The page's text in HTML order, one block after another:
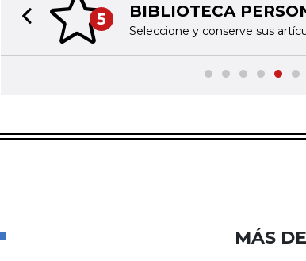
5 BIBLIOTECA
Seleccione y conserve sus
Previous slide
MÁS